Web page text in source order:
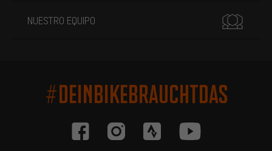
NUESTRO EQUIPO
#DEINBIKEBRAUCHTDAS